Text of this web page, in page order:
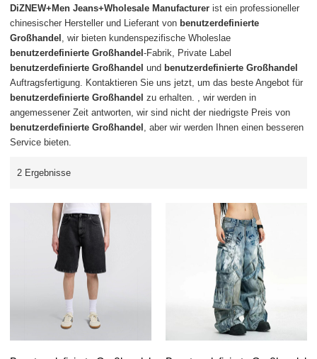
DiZNEW+Men Jeans+Wholesale Manufacturer ist ein professioneller
chinesischer Hersteller und Lieferant von benutzerdefinierte
Großhandel , wir bieten kundenspezifische Wholeslae
benutzerdefinierte Großhandel-Fabrik, Private Label
benutzerdefinierte Großhandel und benutzerdefinierte Großhandel
Auftragsfertigung. Kontaktieren Sie uns jetzt, um das beste Angebot für
benutzerdefinierte Großhandel zu erhalten. , wir werden in
angemessener Zeit antworten, wir sind nicht der niedrigste Preis von
benutzerdefinierte Großhandel , aber wir werden Ihnen einen besseren
Service bieten.
2 Ergebnisse